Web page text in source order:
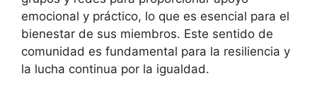
emocional y práctico, lo que es esencial para el
bienestar de sus miembros. Este sentido de
comunidad es fundamental para la resiliencia y
la lucha continua por la igualdad.